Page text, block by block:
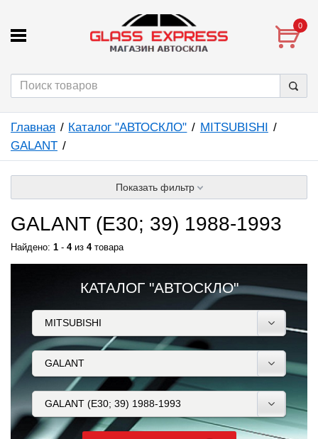
0
Главная Каталог "АВТОСКЛО"
MITSUBISHI
GALANT
Показать фильтр
GALANT (E30; 39) 1988-1993
Найдено: 1 - 4из 4товара
КАТАЛОГ "АВТОСКЛО"